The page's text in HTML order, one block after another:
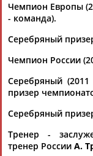
Утвержден
ОКР
...Стефания
Максимова,Андрей
Рылов, Дарья...
04.05.2022
Главным тренером
пятиборью
...команду с 2013
Андрей
Моисеев
ФСПР, а...
Чемпион Европы
- команда).
Серебряный
Чемпион России
Серебряный
призер
Серебряный
Тренер -
тренер России А.